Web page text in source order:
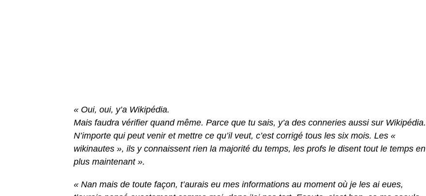
« Oui, oui, y’a Wikipédia.
Mais faudra vérifier quand même. Parce que tu sais, y’a des conneries aussi sur Wikipédia.
N’importe qui peut venir et mettre ce qu’il veut, c’est corrigé tous les six mois. Les «
wikinautes », ils y connaissent rien la majorité du temps, les profs le disent tout le temps en
plus maintenant ».
« Nan mais de toute façon, t’aurais eu mes informations au moment où je les ai eues,